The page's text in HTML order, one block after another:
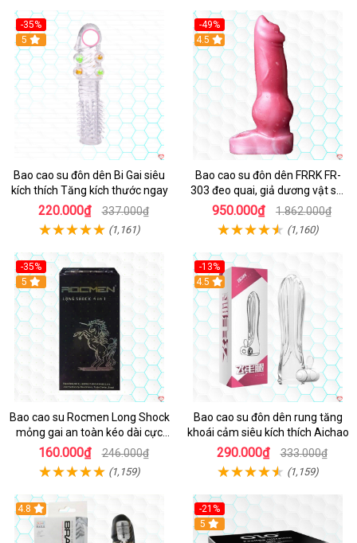
-35%
Hot
5
Bao cao su đôn dên Bi Gai siêu
kích thích Tăng kích thước ngay
220.000₫ 337.000₫
(1,161)
-49%
4.5
Bao cao su đôn dên FRRK FR-
303 đeo quai, giả dương vật sói
siêu kích thích
950.000₫ 1.862.000₫
(1,160)
-35%
Hot
5
Bao cao su Rocmen Long Shock
mỏng gai an toàn kéo dài cực
khoái hộp 12
160.000₫ 246.000₫
(1,159)
-13%
4.5
Bao cao su đôn dên rung tăng
khoái cảm siêu kích thích Aichao
290.000₫ 333.000₫
(1,159)
4.8
-21%
Hot
5